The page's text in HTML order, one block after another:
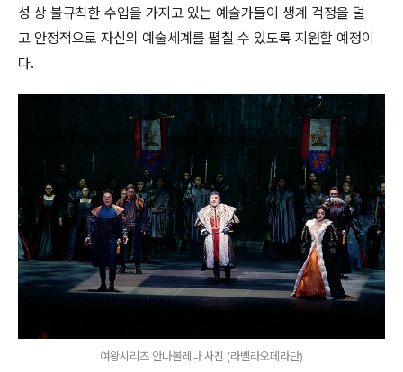
성 상 불규칙한 수입을 가지고 있는 예술가들이 생계 걱정을 덜
고 안정적으로 자신의 예술세계를 펼칠 수 있도록 지원할 예정이
다.
여왕시리즈 안나볼레나 사진 (라벨라오페라단)